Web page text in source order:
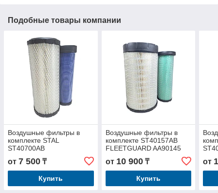
Подобные товары компании
Воздушные фильтры в
комплекте STAL
ST40700AB
от 7 500 ₸
Купить
Воздушные фильтры в
комплекте ST40157AB
FLEETGUARD AA90145
от 10 900₸
Купить
от